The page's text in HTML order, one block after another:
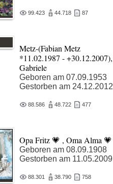
99.423 44.718 87
Metz-(Fabian Metz
*11.02.1987 - +30.12.2007),
Gabriele
Geboren am 07.09.1953
Gestorben am 24.12.2012
88.586 48.722 477
Opa Fritz 💗 , Oma Alma 💗
Geboren am 08.09.1908
Gestorben am 11.05.2009
88.301 38.790 758